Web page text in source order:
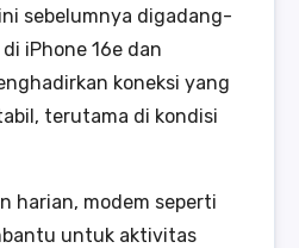
sebelumnya digadang-
iPhone 16e dan
koneksi yang
terutama di kondisi
harian, modem seperti
untuk aktivitas